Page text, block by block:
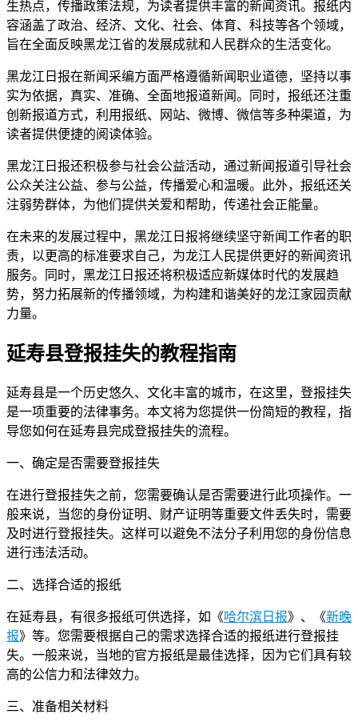
生热点，传播政策法规，为读者提供丰富的新闻资讯。报纸内
容涵盖了政治、经济、文化、社会、体育、科技等各个领域，
旨在全面反映黑龙江省的发展成就和人民群众的生活变化。
黑龙江日报在新闻采编方面严格遵循新闻职业道德，坚持以事
实为依据，真实、准确、全面地报道新闻。同时，报纸还注重
创新报道方式，利用报纸、网站、微博、微信等多种渠道，为
读者提供便捷的阅读体验。
黑龙江日报还积极参与社会公益活动，通过新闻报道引导社会
公众关注公益、参与公益，传播爱心和温暖。此外，报纸还关
注弱势群体，为他们提供关爱和帮助，传递社会正能量。
在未来的发展过程中，黑龙江日报将继续坚守新闻工作者的职
责，以更高的标准要求自己，为龙江人民提供更好的新闻资讯
服务。同时，黑龙江日报还将积极适应新媒体时代的发展趋
势，努力拓展新的传播领域，为构建和谐美好的龙江家园贡献
力量。
延寿县登报挂失的教程指南
延寿县是一个历史悠久、文化丰富的城市，在这里，登报挂失
是一项重要的法律事务。本文将为您提供一份简短的教程，指
导您如何在延寿县完成登报挂失的流程。
一、确定是否需要登报挂失
在进行登报挂失之前，您需要确认是否需要进行此项操作。一
般来说，当您的身份证明、财产证明等重要文件丢失时，需要
及时进行登报挂失。这样可以避免不法分子利用您的身份信息
进行违法活动。
二、选择合适的报纸
在延寿县，有很多报纸可供选择，如《哈尔滨日报》、《新晚
报》等。您需要根据自己的需求选择合适的报纸进行登报挂
失。一般来说，当地的官方报纸是最佳选择，因为它们具有较
高的公信力和法律效力。
三、准备相关材料